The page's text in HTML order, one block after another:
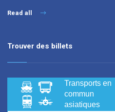
Read all
Trouver des billets
Transports en
commun
asiatiques